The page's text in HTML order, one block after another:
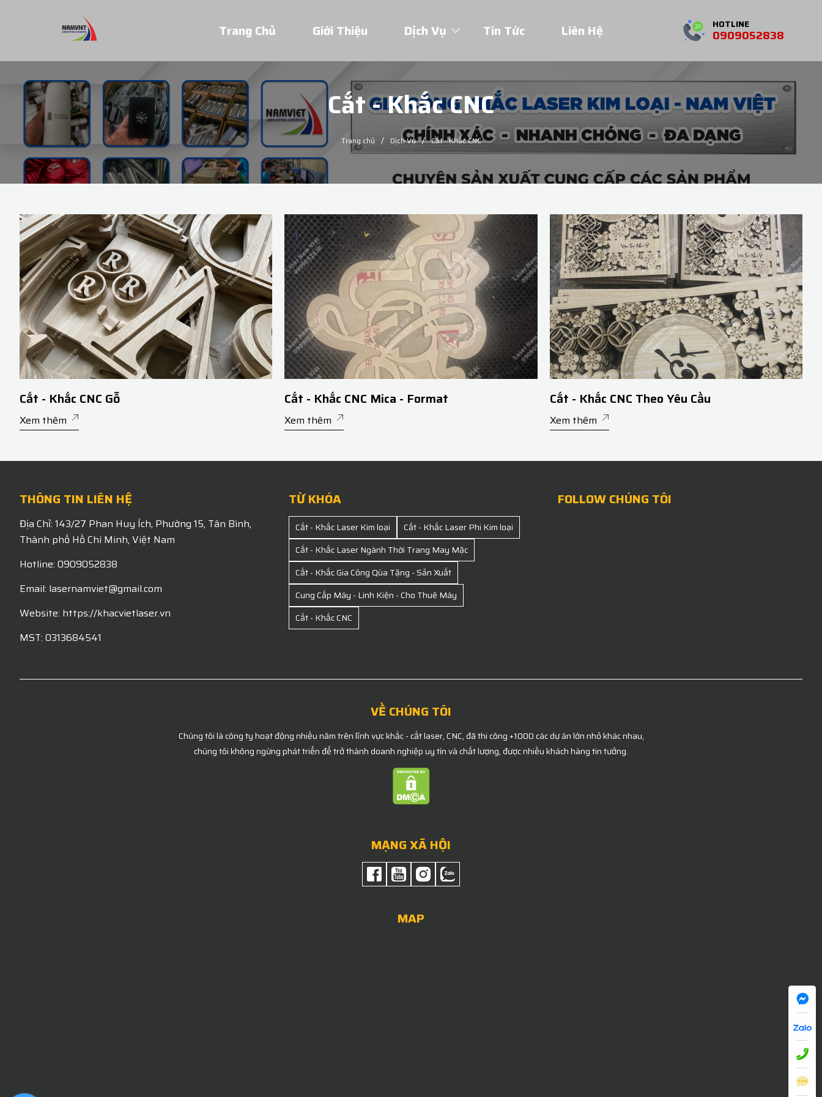
Trang Chủ Giới Thiệu Dịch Vụ Tin Tức Liên Hệ HOTLINE
0909052838
Cắt - Khắc CNC
Trang chủ / Dịch Vụ / Cắt - Khắc CNC
Cắt - Khắc CNC Gỗ
Xem thêm
Cắt - Khắc CNC Mica - Format
Xem thêm
Cắt - Khắc CNC Theo Yêu Cầu
Xem thêm
THÔNG TIN LIÊN HỆ
Địa Chỉ: 143/27 Phan Huy Ích, Phường 15, Tân Bình,
Thành phố Hồ Chí Minh, Việt Nam
Hotline: 0909052838
Email: lasernamviet@gmail.com
Website: https://khacvietlaser.vn
MST: 0313684541
TỪ KHÓA
Cắt - Khắc Laser Kim loại
Cắt - Khắc Laser Phi Kim loại
Cắt - Khắc Laser Ngành Thời Trang May Mặc
Cắt - Khắc Gia Công Qùa Tặng - Sản Xuất
Cung Cấp Máy - Linh Kiện - Cho Thuê Máy
Cắt - Khắc CNC
FOLLOW CHÚNG TÔI
VỀ CHÚNG TÔI
Chúng tôi là công ty hoạt động nhiều năm trên lĩnh vực khắc - cắt laser, CNC, đã thi công +1000 các dự án lớn nhỏ khác nhau,
chúng tôi không ngừng phát triển để trở thành doanh nghiệp uy tín và chất lượng, được nhiều khách hàng tin tưởng.
MẠNG XÃ HỘI
MAP